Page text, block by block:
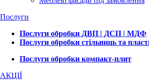
Послуги
Послуги обробки ДВП | ДСП | МДФ
Послуги обробки стільниць та
Послуги обробки компакт-плит
АКЦІЇ